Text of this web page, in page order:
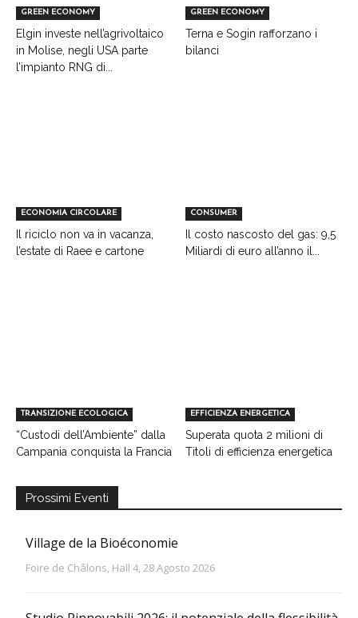
GREEN ECONOMY
Elgin investe nell’agrivoltaico
in Molise, negli USA parte
l’impianto RNG di...
GREEN ECONOMY
Terna e Sogin rafforzano i
bilanci
ECONOMIA CIRCOLARE
Il riciclo non va in vacanza,
l’estate di Raee e cartone
CONSUMER
Il costo nascosto del gas: 9,5
Miliardi di euro all’anno il...
TRANSIZIONE ECOLOGICA
“Custodi dell’Ambiente” dalla
Campania conquista la Francia
EFFICIENZA ENERGETICA
Superata quota 2 milioni di
Titoli di efficienza energetica
Prossimi Eventi
Village de la Bioéconomie
Foire de Châlons, Hall 4, 28 Agosto 2026